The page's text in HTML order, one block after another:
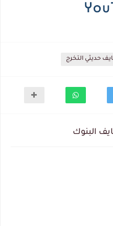
حديثي التخرج
البنوك